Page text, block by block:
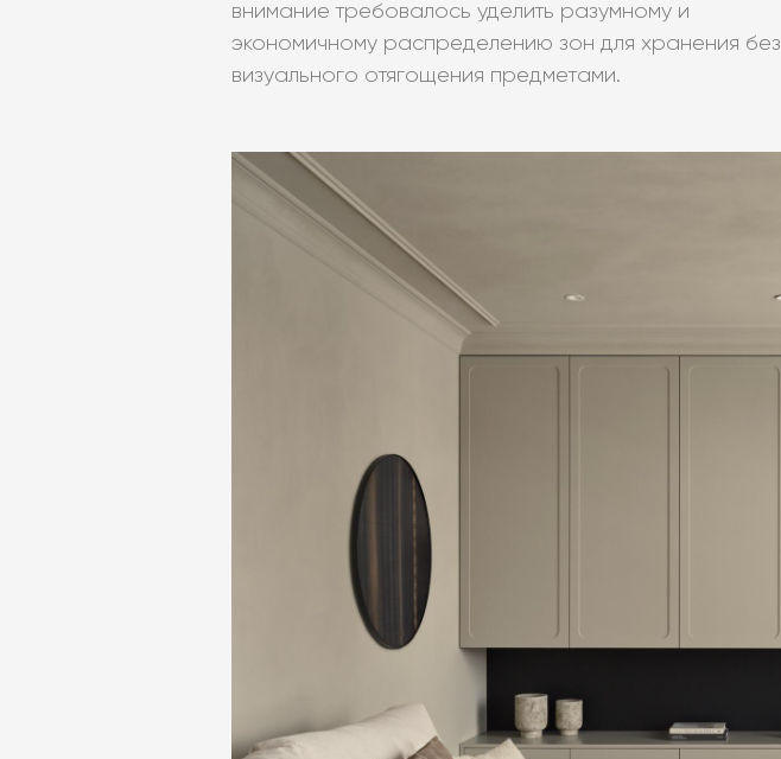
внимание требовалось уделить разумному и
экономичному распределению зон для хранения без
визуального отягощения предметами.